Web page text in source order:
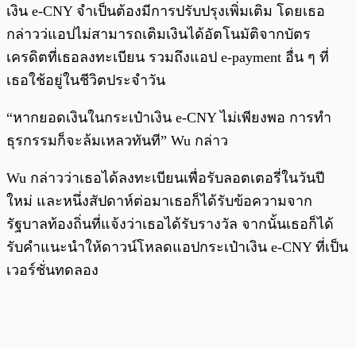
เงิน e-CNY จำเป็นต้องมีการปรับปรุงเพิ่มเติม โดยเธอ
กล่าวว่แอปไม่สามารถเติมเงินได้อัตโนมัติจากบัตร
เครดิตที่เธอลงทะเบียน รวมถึงแอป e-payment อื่น ๆ ที่
เธอใช้อยู่ในชีวิตประจำวัน
“หากยอดเงินในกระเป๋าเงิน e-CNY ไม่เพียงพอ การทำ
ธุรกรรมก็จะล้มเหลวทันที” Wu กล่าว
Wu กล่าวว่าเธอได้ลงทะเบียนเพื่อรับลอตเตอรี่ในวันปี
ใหม่ และหนึ่งสัปดาห์ต่อมาเธอก็ได้รับข้อความจาก
รัฐบาลท้องถิ่นที่แจ้งว่าเธอได้รับรางวัล จากนั้นเธอก็ได้
รับคำแนะนำให้ดาวน์โหลดแอปกระเป๋าเงิน e-CNY ที่เป็น
เวอร์ชั่นทดลอง